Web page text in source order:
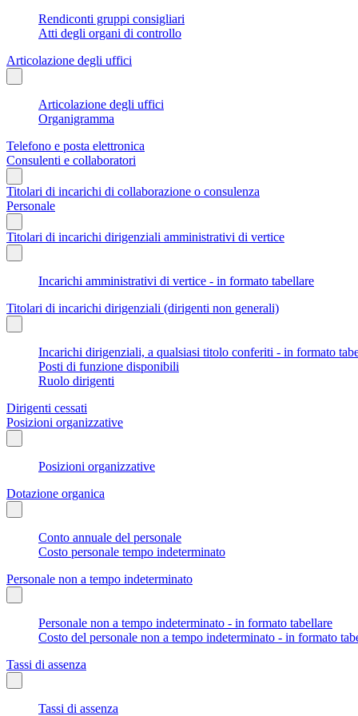
Rendiconti gruppi consigliari
Atti degli organi di controllo
Articolazione degli uffici
Articolazione degli uffici
Organigramma
Telefono e posta elettronica
Consulenti e collaboratori
Titolari di incarichi di collaborazione o consulenza
Personale
Titolari di incarichi dirigenziali amministrativi di vertice
Incarichi amministrativi di vertice - in formato tabellare
Titolari di incarichi dirigenziali (dirigenti non generali)
Incarichi dirigenziali, a qualsiasi titolo conferiti - in formato
Posti di funzione disponibili
Ruolo dirigenti
Dirigenti cessati
Posizioni organizzative
Posizioni organizzative
Dotazione organica
Conto annuale del personale
Costo personale tempo indeterminato
Personale non a tempo indeterminato
Personale non a tempo indeterminato - in formato tabellare
Costo del personale non a tempo indeterminato - in formato
Tassi di assenza
Tassi di assenza